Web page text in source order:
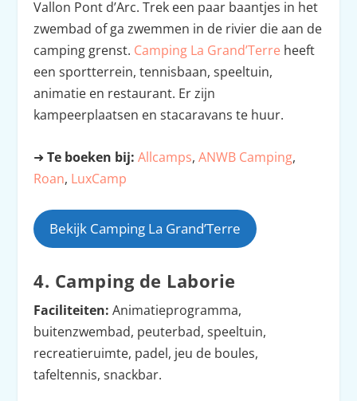
Vallon Pont d’Arc. Trek een paar baantjes in het
zwembad of ga zwemmen in de rivier die aan de
camping grenst. Camping La Grand’Terre heeft
een sportterrein, tennisbaan, speeltuin,
animatie en restaurant. Er zijn
kampeerplaatsen en stacaravans te huur.
➜Te boeken bij:Allcamps,ANWB Camping,
Roan, LuxCamp
Bekijk Camping La Grand’Terre
4. Camping de Laborie
Faciliteiten: Animatieprogramma,
buitenzwembad, peuterbad, speeltuin,
recreatieruimte, padel, jeu de boules,
tafeltennis, snackbar.